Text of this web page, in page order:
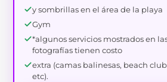
y sombrillas en el área de la playa
Gym
*algunos servicios mostrados en
fotografías tienen costo
extra (camas balinesas, beach
etc).